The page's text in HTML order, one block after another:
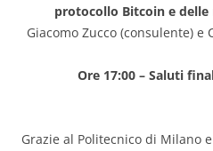
protocollo Bitcoin e
Giacomo Zucco (consulente)
Ore 17:00 – Saluti
Grazie al Politecnico di Milano